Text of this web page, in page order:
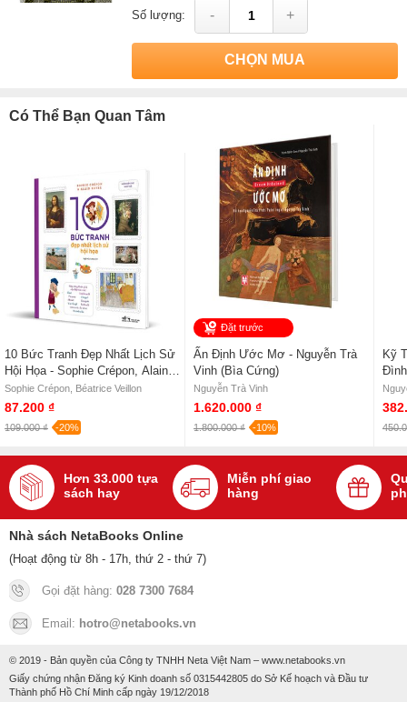
Số lượng: - +
CHỌN MUA
Có Thể Bạn Quan Tâm
10 Bức Tranh Đẹp Nhất Lịch Sử
Hội Họa - Sophie Crépon, Alain
Boyer
Sophie Crépon, Béatrice Veillon
87.200 ₫
109.000 ₫ -20%
Đặt trước
Ấn Định Ước Mơ - Nguyễn Trà
Vinh (Bìa Cứng)
Nguyễn Trà Vinh
1.620.000 ₫
1.800.000 ₫ -10%
Kỹ
Hơn 33.000 tựa
sách hay
Miễn phí giao
hàng
Nhà sách NetaBooks Online
(Hoạt động từ 8h - 17h, thứ 2 - thứ 7)
Gọi đặt hàng: 028 7300 7684
Email: hotro@netabooks.vn
© 2019 - Bản quyền của Công ty TNHH Neta Việt Nam – www.netabooks.vn
Giấy chứng nhận Đăng ký Kinh doanh số 0315442805 do Sở Kế hoạch và Đầu tư
Thành phố Hồ Chí Minh cấp ngày 19/12/2018